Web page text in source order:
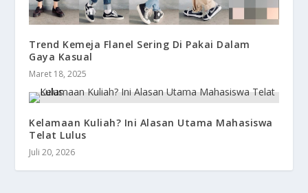
Trend Kemeja Flanel Sering Di Pakai Dalam
Gaya Kasual
Maret 18, 2025
Kelamaan Kuliah? Ini Alasan Utama Mahasiswa
Telat Lulus
Juli 20, 2026